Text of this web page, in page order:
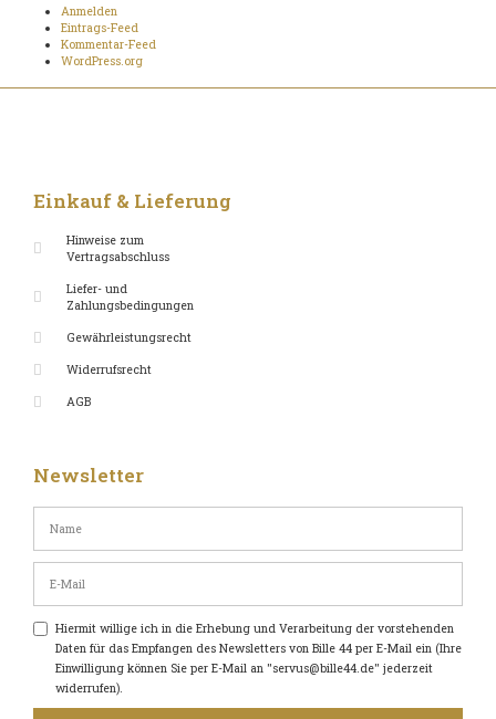
Anmelden
Eintrags-Feed
Kommentar-Feed
WordPress.org
Einkauf & Lieferung
Hinweise zum
Vertragsabschluss
Liefer- und
Zahlungsbedingungen
Gewährleistungsrecht
Widerrufsrecht
AGB
Newsletter
Hiermit willige ich in die Erhebung und Verarbeitung der vorstehenden
Daten für das Empfangen des Newsletters von Bille 44 per E-Mail ein (Ihre
Einwilligung können Sie per E-Mail an "servus@bille44.de" jederzeit
widerrufen).